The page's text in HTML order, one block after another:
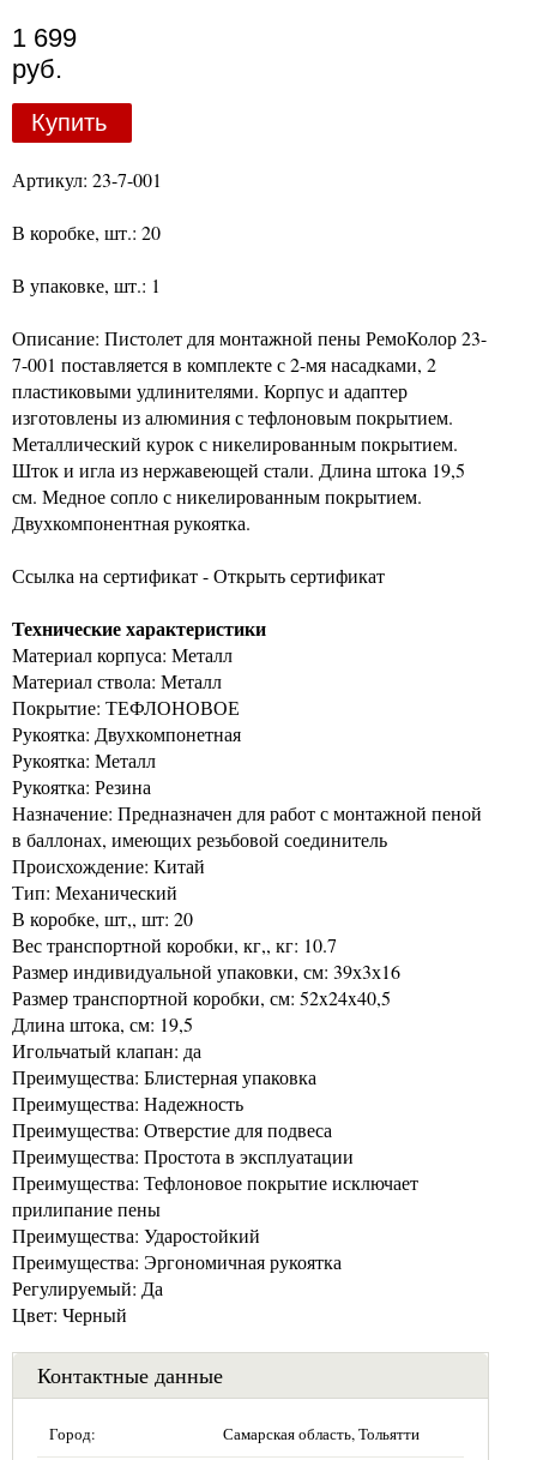
1 699
руб.
Купить
Артикул: 23-7-001
В коробке, шт.: 20
В упаковке, шт.: 1
Описание: Пистолет для монтажной пены РемоКолор 23-
7-001 поставляется в комплекте с 2-мя насадками, 2
пластиковыми удлинителями. Корпус и адаптер
изготовлены из алюминия с тефлоновым покрытием.
Металлический курок с никелированным покрытием.
Шток и игла из нержавеющей стали. Длина штока 19,5
см. Медное сопло с никелированным покрытием.
Двухкомпонентная рукоятка.
Ссылка на сертификат - Открыть сертификат
Технические характеристики
Материал корпуса: Металл
Материал ствола: Металл
Покрытие: ТЕФЛОНОВОЕ
Рукоятка: Двухкомпонетная
Рукоятка: Металл
Рукоятка: Резина
Назначение: Предназначен для работ с монтажной пеной
в баллонах, имеющих резьбовой соединитель
Происхождение: Китай
Тип: Механический
В коробке, шт,, шт: 20
Вес транспортной коробки, кг,, кг: 10.7
Размер индивидуальной упаковки, см: 39х3х16
Размер транспортной коробки, см: 52x24x40,5
Длина штока, см: 19,5
Игольчатый клапан: да
Преимущества: Блистерная упаковка
Преимущества: Надежность
Преимущества: Отверстие для подвеса
Преимущества: Простота в эксплуатации
Преимущества: Тефлоновое покрытие исключает
прилипание пены
Преимущества: Ударостойкий
Преимущества: Эргономичная рукоятка
Регулируемый: Да
Цвет: Черный
Контактные данные
Город: Самарская область, Тольятти